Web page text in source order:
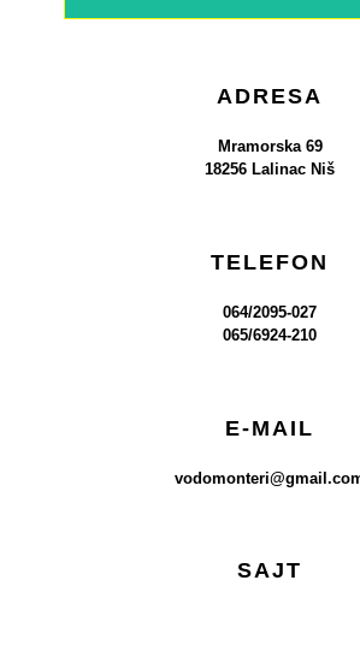
ADRESA
Mramorska 69
18256 Lalinac Niš
TELEFON
064/2095-027
065/6924-210
E-MAIL
SAJT